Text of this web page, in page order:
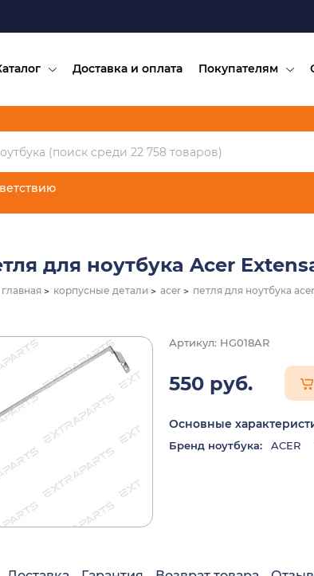
Доставка и оплата Покупателям
для ноутбука Acer
главная корпусные детали acer петля для ноутбука
Артикул: HG018AR
550 руб.
Основные
Бренд ноутбука: ACER